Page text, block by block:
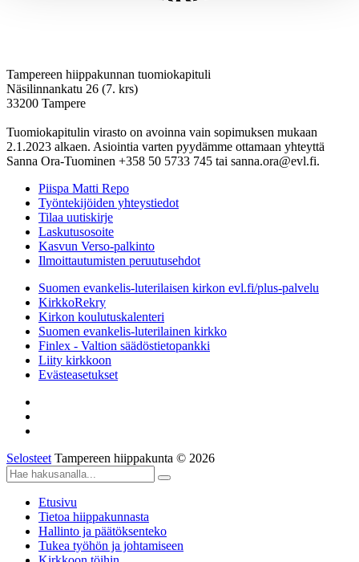
Tampereen hiippakunnan tuomiokapituli
Näsilinnankatu 26 (7. krs)
33200 Tampere
Tuomiokapitulin virasto on avoinna vain sopimuksen mukaan
2.1.2023 alkaen. Asiointia varten pyydämme ottamaan yhteyttä
Sanna Ora-Tuominen +358 50 5733 745 tai sanna.ora@evl.fi.
Piispa Matti Repo
Työntekijöiden yhteystiedot
Tilaa uutiskirje
Laskutusosoite
Kasvun Verso-palkinto
Ilmoittautumisten peruutusehdot
Suomen evankelis-luterilaisen kirkon evl.fi/plus-palvelu
KirkkoRekry
Kirkon koulutuskalenteri
Suomen evankelis-luterilainen kirkko
Finlex - Valtion säädöstietopankki
Liity kirkkoon
Evästeasetukset
Selosteet Tampereen hiippakunta © 2026
Etusivu
Tietoa hiippakunnasta
Hallinto ja päätöksenteko
Tukea työhön ja johtamiseen